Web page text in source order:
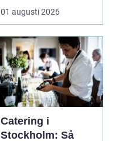
01 augusti 2026
Catering i
Stockholm: Så